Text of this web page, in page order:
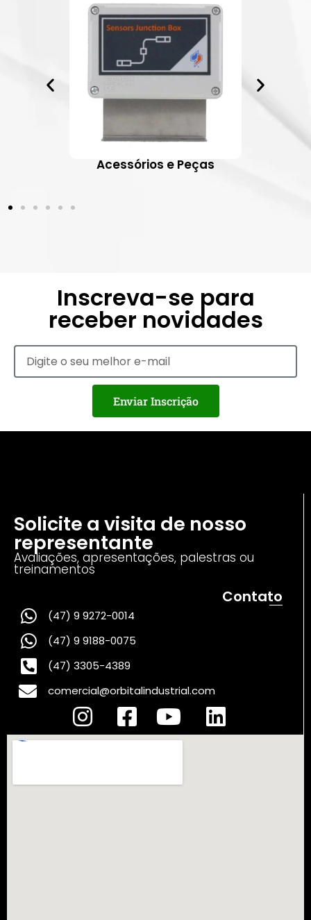
Acessórios e Peças
Inscreva-se para
receber novidades
Enviar Inscrição
Solicite a visita de nosso
representante
Avaliações, apresentações, palestras ou
treinamentos
Contato
(47) 9 9272-0014
(47) 9 9188-0075
(47) 3305-4389
comercial@orbitalindustrial.com